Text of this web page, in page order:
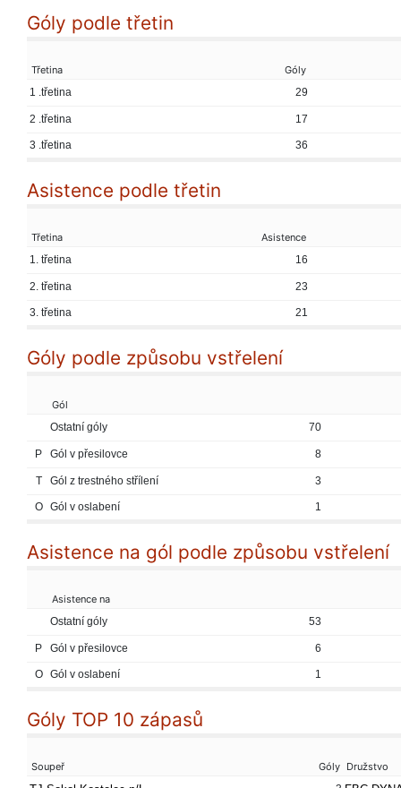
Góly podle třetin
Třetina
Góly
1 .třetina
29
2 .třetina 17
3 .třetina 36
Asistence podle třetin
Třetina
Asistence
1. třetina
16
2. třetina 23
3. třetina 21
Góly podle způsobu vstřelení
Gól
Ostatní góly
70
P Gól v přesilovce 8
T Gól z trestného střílení 3
O Gól v oslabení 1
Asistence na gól podle způsobu vstřelení
Asistence na
Ostatní góly
53
P Gól v přesilovce 6
O Gól v oslabení 1
Góly TOP 10 zápasů
Soupeř Góly Družstvo